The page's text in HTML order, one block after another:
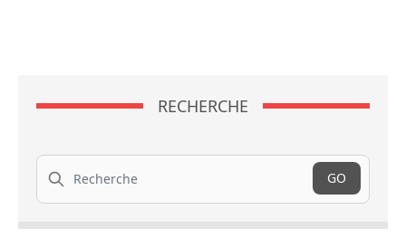
RECHERCHE
Recherche
GO